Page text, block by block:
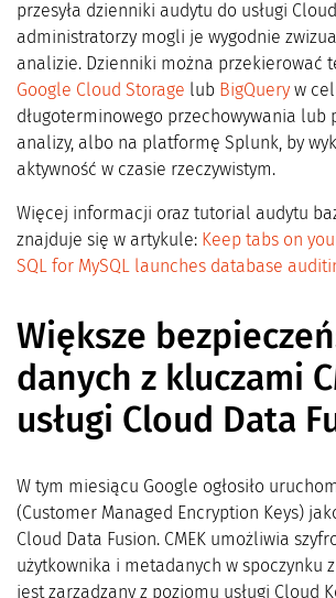
przesyła dzienniki audytu do usługi
administratorzy mogli je wygodnie
analizie. Dzienniki można przekierować
Google Cloud Storage lub BigQuery w
długoterminowego przechowywania lub
analizy, albo na platformę Splunk, by
aktywność w czasie rzeczywistym.
Więcej informacji oraz tutorial audytu
znajduje się w artykule: Keep tabs on
SQL for MySQL launches database
Większe
danych z kluczami
usługi Cloud Data
W tym miesiącu Google ogłosiło
(Customer Managed Encryption Keys)
Cloud Data Fusion. CMEK umożliwia
użytkownika i metadanych w spoczynku
jest zarządzany z poziomu usługi Cloud